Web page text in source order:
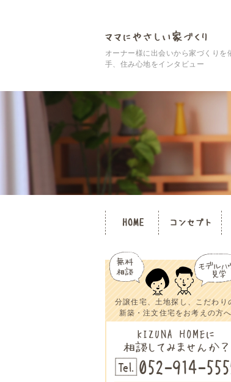
オーナー様に出会いから家づくりを
手、住み心地をインタビュー
分譲住宅、土地探し、こだわり
新築・注文住宅をお考えの方へ